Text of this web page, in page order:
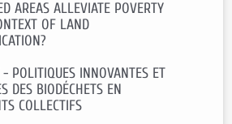
CEE-M: Luc Doyen
Action Lab (J-PAL)
: 2025 – 2028
AREAS ALLEVIATE POVERTY
OF LAND
: ANR (Agence
de la Recherche)
: 2020 – 2023
- POLITIQUES INNOVANTES ET
DES BIODÉCHETS EN
COLLECTIFS